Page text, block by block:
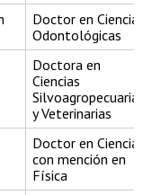
Doctor en
Odontológicas
Doctora en
Ciencias
y Veterinarias
Doctor en
con mención en
Física